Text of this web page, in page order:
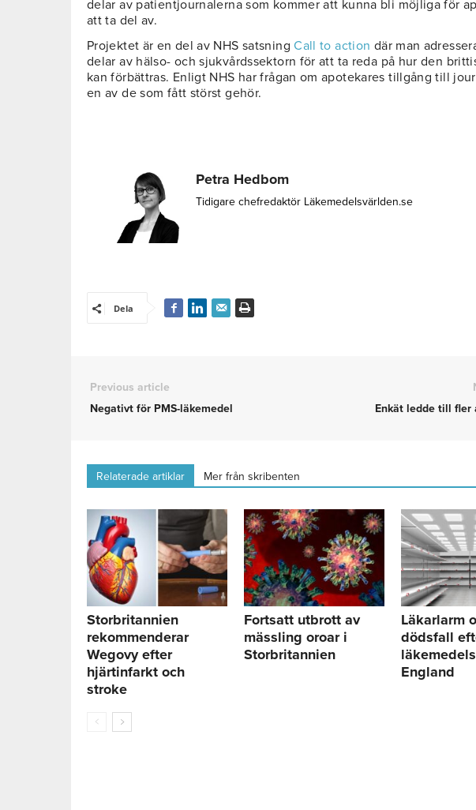
delar av patientjournalerna som kommer att kunna bli möjliga för
att ta del av.
Projektet är en del av NHS satsningCall to action där man
delar av hälso- och sjukvårdssektorn för att ta reda på hur den
kan förbättras. Enligt NHS har frågan om apotekares tillgång till
en av de som fått störst gehör.
Petra Hedbom
Tidigare chefredaktör Läkemedelsvärlden.se
Dela
Previous article
Negativt för PMS-läkemedel
Enkät ledde till fler
Relaterade artiklar Mer från skribenten
Storbritannien
rekommenderar
Wegovy efter
hjärtinfarkt och
stroke
Fortsatt utbrott av
mässling oroar i
Storbritannien
Läkarlarm
dödsfall
England